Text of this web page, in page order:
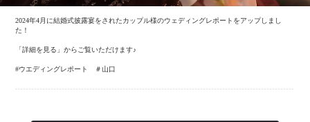
2024年4月に結婚式披露宴をされたカップル様のウェディングレポートをアップしまし
た！
「詳細を見る」からご覧いただけます♪
#ウエディングレポート ＃山口